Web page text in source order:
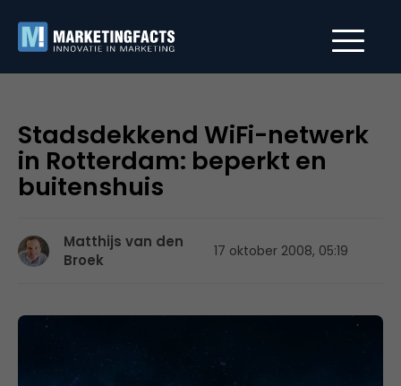
Stadsdekkend WiFi-netwerk
in Rotterdam: beperkt en
buitenshuis
Matthijs van den
Broek
17 oktober 2008, 05:19